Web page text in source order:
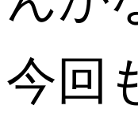
今回